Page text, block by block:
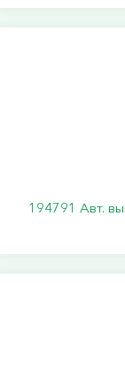
194791 Авт.